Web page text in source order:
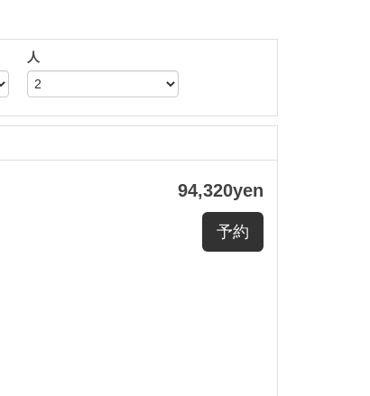
人
94,320yen